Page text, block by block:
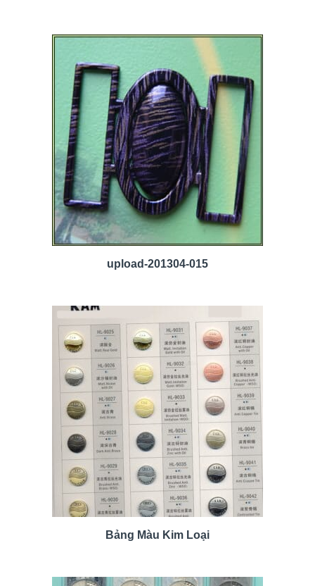
upload-201304-015
Bảng Màu Kim Loại